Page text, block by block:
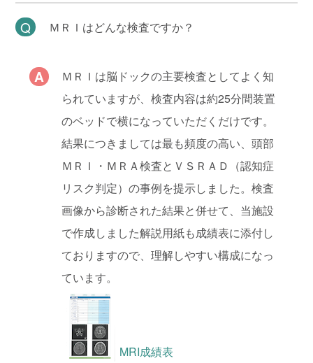
ＭＲＩはどんな検査ですか？
ＭＲＩは脳ドックの主要検査としてよく知
られていますが、検査内容は約25分間装置
のベッドで横になっていただくだけです。
結果につきましては最も頻度の高い、頭部
ＭＲＩ・ＭＲＡ検査とＶＳＲＡＤ（認知症
リスク判定）の事例を提示しました。検査
画像から診断された結果と併せて、当施設
で作成しました解説用紙も成績表に添付し
ておりますので、理解しやすい構成になっ
ています。
MRI成績表